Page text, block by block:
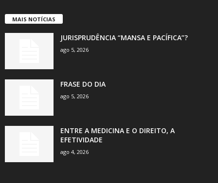
MAIS NOTÍCIAS
JURISPRUDÊNCIA “MANSA E PACÍFICA”?
ago 5, 2026
FRASE DO DIA
ago 5, 2026
ENTRE A MEDICINA E O DIREITO, A
EFETIVIDADE
ago 4, 2026